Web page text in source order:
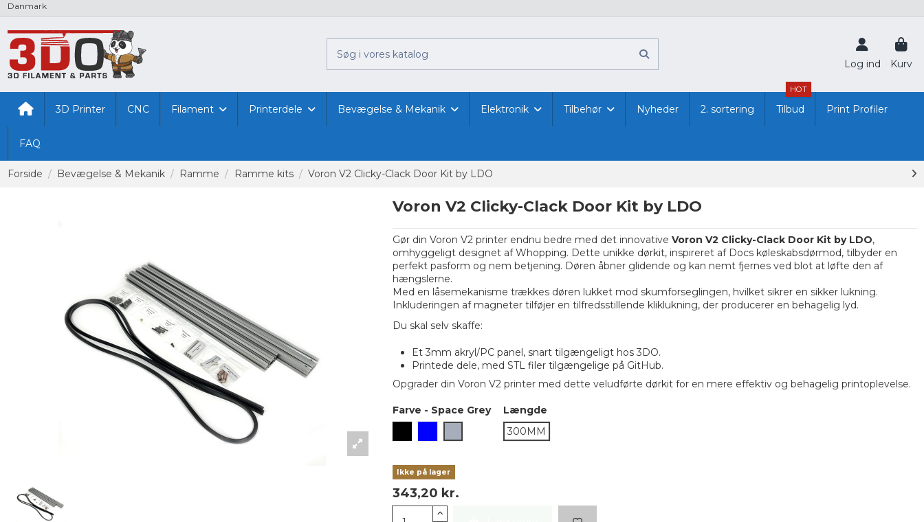
Danmark
Log ind Kurv
3D Printer CNC Filament Printerdele Bevægelse & Mekanik Elektronik Tilbehør Nyheder 2. sortering Tilbud
HOT
Print Profiler
FAQ
Forside Bevægelse & Mekanik Ramme Ramme kits Voron V2 Clicky-Clack Door Kit by LDO
Voron V2 Clicky-Clack Door Kit by LDO
Gør din Voron V2 printer endnu bedre med det innovative Voron V2 Clicky-Clack Door Kit by LDO,
omhyggeligt designet af Whopping. Dette unikke dørkit, inspireret af Docs køleskabsdørmod, tilbyder en
perfekt pasform og nem betjening. Døren åbner glidende og kan nemt fjernes ved blot at løfte den af
hængslerne.
Med en låsemekanisme trækkes døren lukket mod skumforseglingen, hvilket sikrer en sikker lukning.
Inkluderingen af magneter tilføjer en tilfredsstillende kliklukning, der producerer en behagelig lyd.
Du skal selv skaffe:
Et 3mm akryl/PC panel, snart tilgængeligt hos 3DO.
Printede dele, med STL filer tilgængelige på GitHub.
Opgrader din Voron V2 printer med dette veludførte dørkit for en mere effektiv og behagelig printoplevelse.
Farve - Space Grey
Længde
300MM
Ikke på lager
343,20 kr.